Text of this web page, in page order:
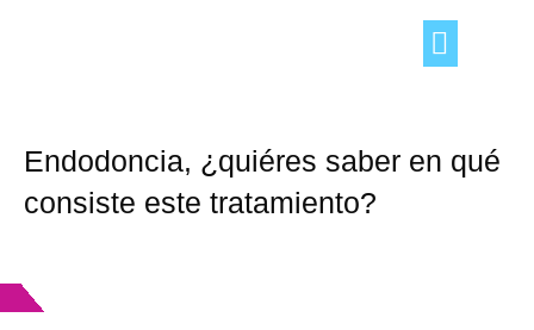
Endodoncia, ¿quiéres saber en qué
consiste este tratamiento?